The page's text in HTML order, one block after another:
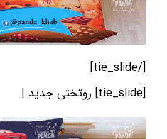
[/tie_slide]
[tie_slide] روتختی جدید |